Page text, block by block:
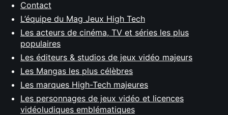
Contact
L’équipe du Mag Jeux High Tech
Les acteurs de cinéma, TV et séries les plus
populaires
Les éditeurs & studios de jeux vidéo majeurs
Les Mangas les plus célèbres
Les marques High-Tech majeures
Les personnages de jeux vidéo et licences
vidéoludiques emblématiques